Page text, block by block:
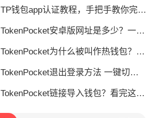
TP钱包app认证教程，手把手教你完成身份验证
TokenPocket安卓版网址是多少？一文教你安全下载
TokenPocket为什么被叫作热钱包？一文讲清楚
TokenPocket退出登录方法 一键切换账号超简单
TokenPocket链接导入钱包？看完这篇就懂了